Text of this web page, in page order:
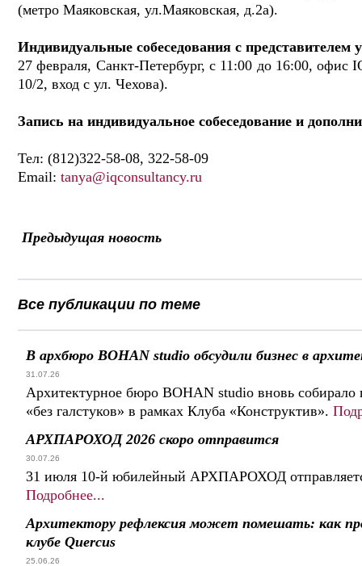
(метро Маяковская, ул.Маяковская, д.2а).
Индивидуальные собеседования с представителем
27 февраля, Санкт-Петербург, с 11:00 до 16:00, офис
10/2, вход с ул. Чехова).
Запись на индивидуальное собеседование и
Тел: (812)322-58-08, 322-58-09
Email: tanya@iqconsultancy.ru
Предыдущая новость
Все публикации по теме
В архбюро BOHAN studio обсудили бизнес в
31.07.26
Архитектурное бюро BOHAN studio вновь
«без галстуков» в рамках Клуба «Конструктив».
АРХПАРОХОД 2026 скоро отправится
30.07.26
31 июля 10-й юбилейный АРХПАРОХОД
Подробнее...
Архитектору рефлексия может помешать: как
клубе Quercus
25.06.26